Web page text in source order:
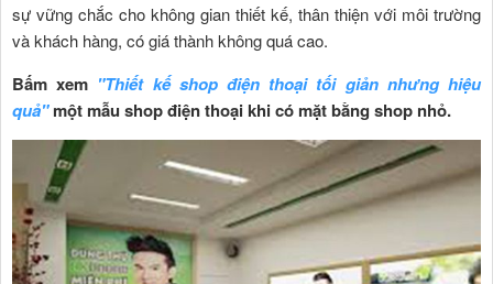
sự vững chắc cho không gian thiết kế, thân thiện với môi trường
và khách hàng, có giá thành không quá cao.
Bấm xem "Thiết kế shop điện thoại tối giản nhưng hiệu
quả"một mẫu shop điện thoại khi có mặt bằng shop nhỏ.